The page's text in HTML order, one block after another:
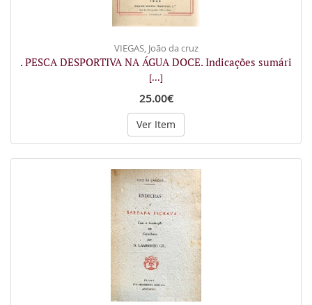
VIEGAS, João da cruz
. PESCA DESPORTIVA NA ÁGUA DOCE. Indicações sumári
[...]
25.00€
Ver Item